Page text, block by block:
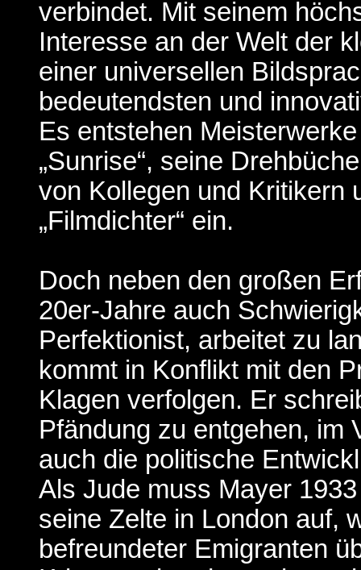
verbindet. Mit seinem
Interesse an der Welt der
einer universellen
bedeutendsten und
Es entstehen
„Sunrise“, seine
von Kollegen und Kritikern
„Filmdichter“ ein.
Doch neben den großen
20er-Jahre auch
Perfektionist, arbeitet zu
kommt in Konflikt mit den
Klagen verfolgen. Er
Pfändung zu entgehen, im
auch die politische
Als Jude muss Mayer
seine Zelte in London auf,
befreundeter Emigranten